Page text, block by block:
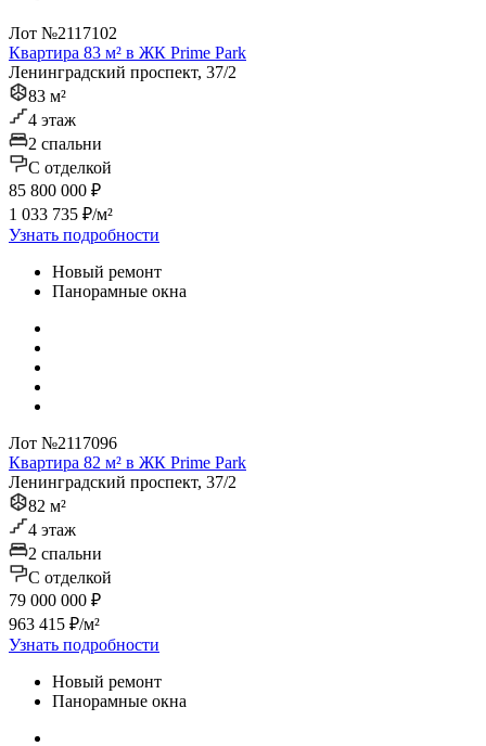
Лот №2117102
Квартира 83 м² в ЖК Prime Park
Ленинградский проспект, 37/2
83 м²
4 этаж
2 спальни
C отделкой
85 800 000 ₽
1 033 735 ₽/м²
Узнать подробности
Новый ремонт
Панорамные окна
Лот №2117096
Квартира 82 м² в ЖК Prime Park
Ленинградский проспект, 37/2
82 м²
4 этаж
2 спальни
C отделкой
79 000 000 ₽
963 415 ₽/м²
Узнать подробности
Новый ремонт
Панорамные окна